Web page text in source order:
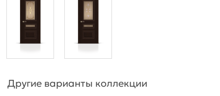
Другие варианты коллекции